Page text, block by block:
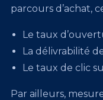
parcours d’achat,
Le taux
La délivrabilité
Le taux de clic
Par ailleurs,